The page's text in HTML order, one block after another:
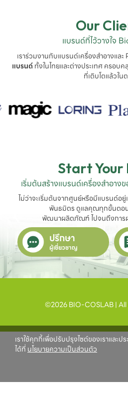
Our
แบรนด์ที่ไว้วางใจ
เราร่วมงานกับแบรนด์เครื่องสำอางแล
แบรนด์ทั้งในไทยและต่างประเทศ ครอบ
ที่เติบโตแล้วใน
Start Your
เริ่มต้นสร้างแบรนด์เครื่องสำอ
ไม่ว่าจะเริ่มต้นจากศูนย์หรือมีแบรนด์อ
พันธมิตร ดูแลคุณทุกขั้นตอ
พัฒนาผลิตภัณฑ์ ไปจนถึงการ
ปรึกษา
ผู้เชี่ยวชาญ
©2026 BIO-COSLAB |
เราใช้คุกกี้เพื่อปรับปรุงไซต์ของเราแล
ได้ที่ นโยบายความเป็นส่วนตัว